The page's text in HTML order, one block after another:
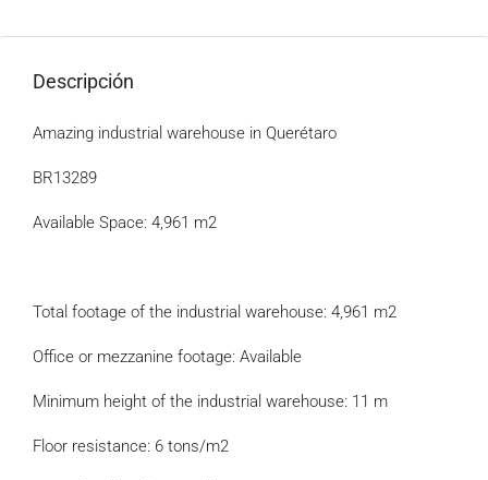
Descripción
Amazing industrial warehouse in Querétaro
BR13289
Available Space: 4,961 m2
Total footage of the industrial warehouse: 4,961 m2
Office or mezzanine footage: Available
Minimum height of the industrial warehouse: 11 m
Floor resistance: 6 tons/m2